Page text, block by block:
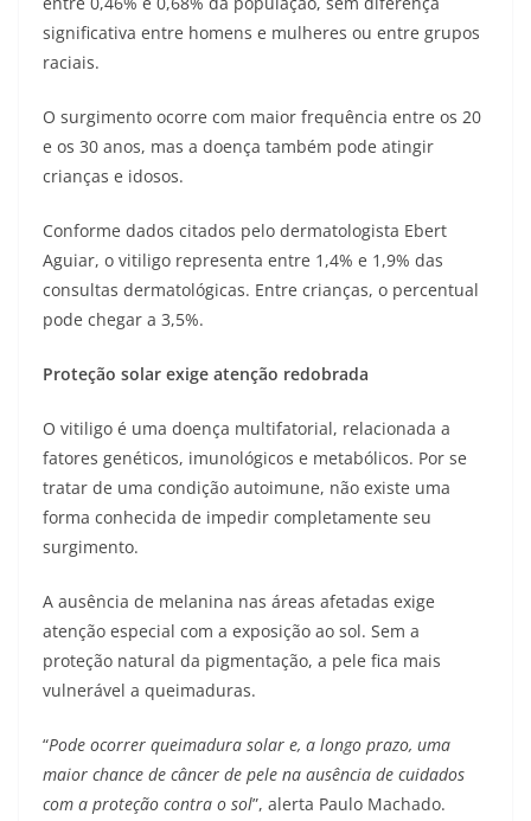
significativa entre homens e mulheres ou entre grupos
raciais.
O surgimento ocorre com maior frequência entre os 20
e os 30 anos, mas a doença também pode atingir
crianças e idosos.
Conforme dados citados pelo dermatologista Ebert
Aguiar, o vitiligo representa entre 1,4% e 1,9% das
consultas dermatológicas. Entre crianças, o percentual
pode chegar a 3,5%.
Proteção solar exige atenção redobrada
O vitiligo é uma doença multifatorial, relacionada a
fatores genéticos, imunológicos e metabólicos. Por se
tratar de uma condição autoimune, não existe uma
forma conhecida de impedir completamente seu
surgimento.
A ausência de melanina nas áreas afetadas exige
atenção especial com a exposição ao sol. Sem a
proteção natural da pigmentação, a pele fica mais
vulnerável a queimaduras.
“Pode ocorrer queimadura solar e, a longo prazo, uma
maior chance de câncer de pele na ausência de cuidados
com a proteção contra o sol”, alerta Paulo Machado.